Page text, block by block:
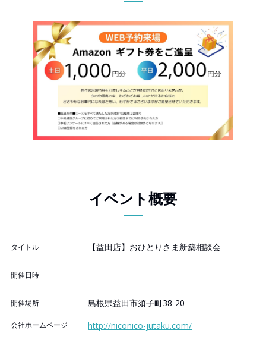
イベント概要
タイトル 【益田店】おひとりさま新築相談会
開催日時
開催場所 島根県益田市須子町38-20
会社ホームページ http://niconico-jutaku.com/